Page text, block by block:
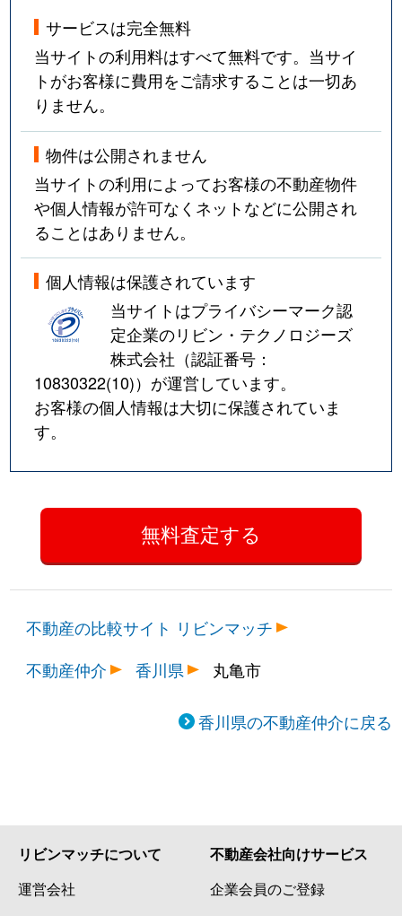
サービスは完全無料
当サイトの利用料はすべて無料です。当サイ
トがお客様に費用をご請求することは一切あ
りません。
物件は公開されません
当サイトの利用によってお客様の不動産物件
や個人情報が許可なくネットなどに公開され
ることはありません。
個人情報は保護されています
当サイトはプライバシーマーク認
定企業のリビン・テクノロジーズ
株式会社（認証番号：
10830322(10)）が運営しています。
お客様の個人情報は大切に保護されていま
す。
不動産の比較サイト リビンマッチ
不動産仲介
香川県 丸亀市
香川県の不動産仲介に戻る
リビンマッチについて
運営会社
不動産会社向けサービス
企業会員のご登録